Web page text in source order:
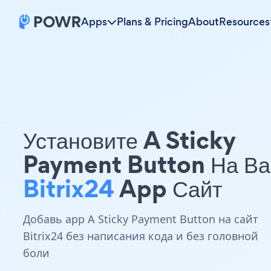
Apps Plans & PricingAboutResources
Установите A Sticky
Payment Button На
Bitrix24App Сайт
Добавь app A Sticky Payment Button на сайт
Bitrix24 без написания кода и без головной
боли